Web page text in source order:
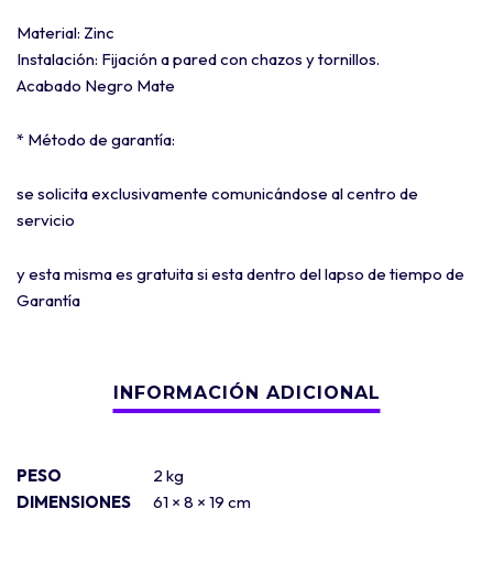
Material: Zinc
Instalación: Fijación a pared con chazos y tornillos.
Acabado Negro Mate
* Método de garantía:
se solicita exclusivamente comunicándose al centro de
servicio
y esta misma es gratuita si esta dentro del lapso de tiempo de
Garantía
PESO
2 kg
DIMENSIONES
61 × 8 × 19 cm